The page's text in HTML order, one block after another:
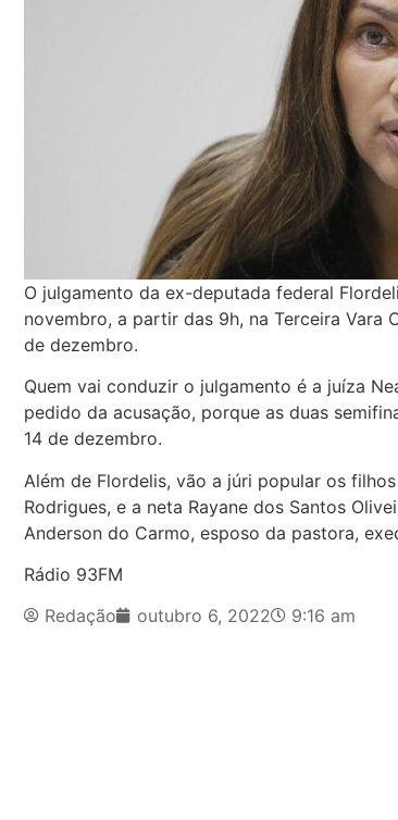
O julgamento da ex-deputada federal
novembro, a partir das 9h, na Terceira Vara
de dezembro.
Quem vai conduzir o julgamento é a juíza
pedido da acusação, porque as duas
14 de dezembro.
Além de Flordelis, vão a júri popular os
Rodrigues, e a neta Rayane dos Santos
Anderson do Carmo, esposo da pastora,
Rádio 93FM
Redação
outubro 6, 2022 9:16 am